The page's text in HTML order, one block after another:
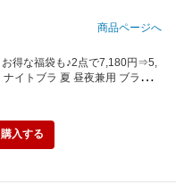
商品ページへ
お得な福袋も♪2点で7,180円⇒5,
イトブラ 夏 昼夜兼用 ブラジャ
脇高 可愛い 大きいサイズ ノン
無料 イチオシ商品【tu-hacci】
購入する